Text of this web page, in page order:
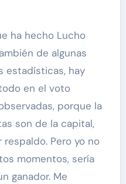
ha hecho Lucho
de algunas
estadísticas, hay
en el voto
porque la
son de la capital,
Pero yo no
momentos, sería
ganador. Me